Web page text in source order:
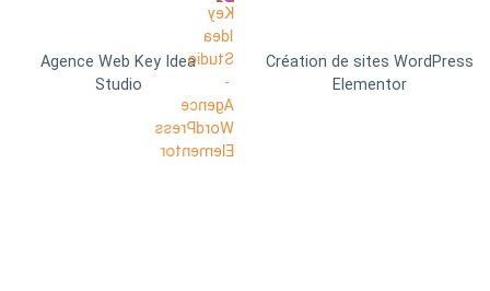
Agence Web Key Idea
Studio
Création de sites WordPress
Elementor